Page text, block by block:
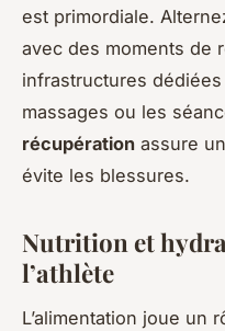
est primordiale.
avec des moments de
infrastructures
massages ou les
récupération assure
évite les blessures.
Nutrition et
l’athlète
L’alimentation joue un